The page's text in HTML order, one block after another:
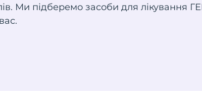
Ми підберемо засоби для лікування